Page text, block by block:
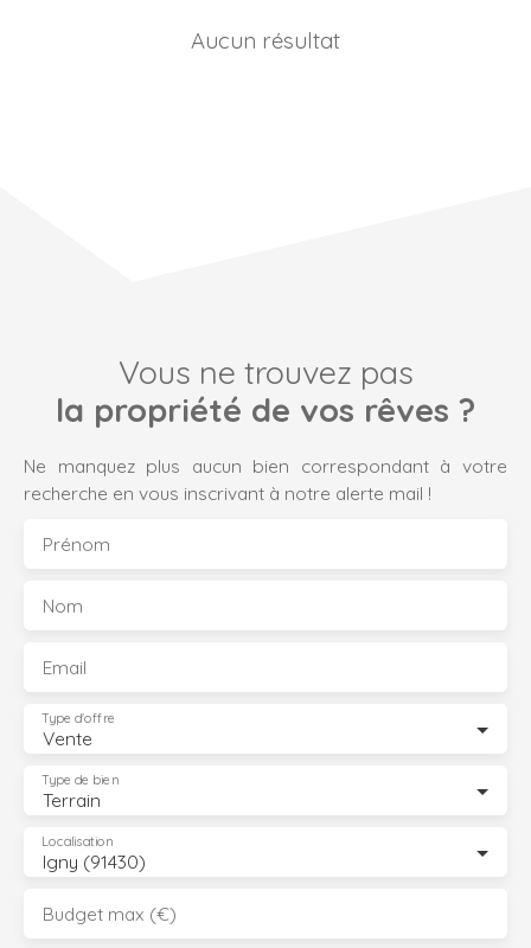
Aucun résultat
Vous ne trouvez pas
la propriété de vos rêves ?
Ne manquez plus aucun bien correspondant à votre
recherche en vous inscrivant à notre alerte mail !
Prénom
Nom
Email
Vente
Type d'offre
Terrain
Type de bien
Igny (91430)
Localisation
Budget max (€)